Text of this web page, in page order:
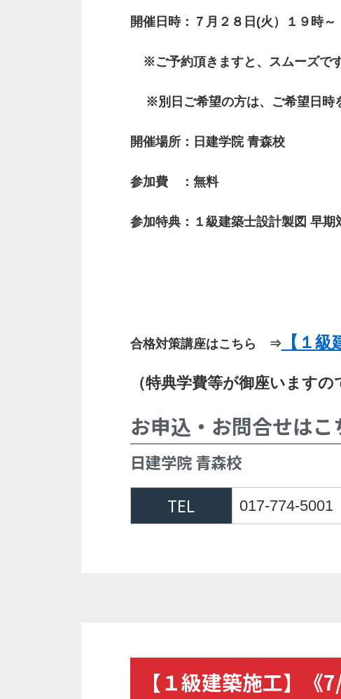
開催日時：７月２８日(火）１９時
※ご予約頂きますと、スムーズです
※別日ご希望の方は、ご希望日時
開催場所：日建学院 青森校
参加費 ：無料
参加特典：１級建築士設計製図 早期
合格対策講座はこちら ⇒ 【１
（特典学費等が御座います
お申込・お問合せは
日建学院 青森校
TEL
017-774-5001
【１級建築施工】